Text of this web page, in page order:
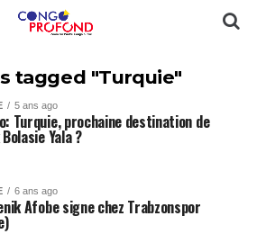
tagged "Turquie"
5 ans ago
Turquie, prochaine destination de
Yala ?
6 ans ago
Afobe signe chez Trabzonspor